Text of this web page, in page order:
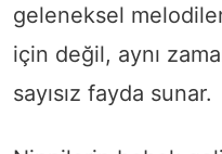
geleneksel
için değil, aynı
sayısız fayda sunar.